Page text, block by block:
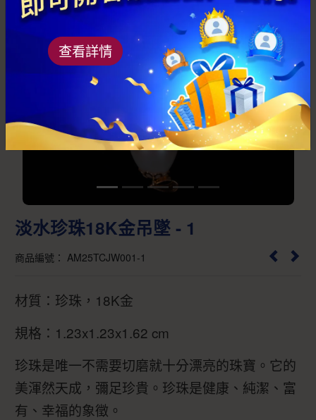
Previous Next
淡水珍珠18K金吊墜 - 1
商品編號： AM25TCJW001-1
材質：珍珠，18K金
規格：1.23x1.23x1.62 cm
珍珠是唯一不需要切磨就十分漂亮的珠寶。它的
美渾然天成，彌足珍貴。珍珠是健康、純潔、富
有、幸福的象徵。
查看詳情